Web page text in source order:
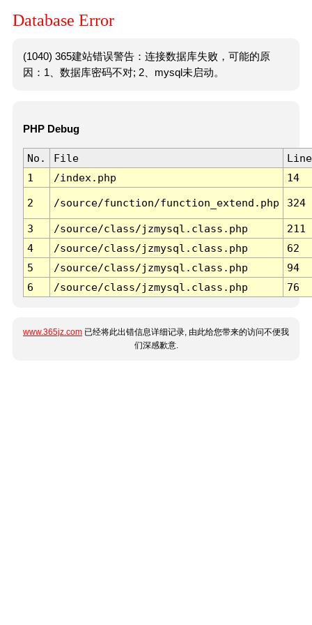
Database Error
(1040) 365建站错误警告：连接数据库失败，可能的原
因：1、数据库密码不对; 2、mysql未启动。
PHP Debug
No. File
Line
1
/index.php 14
2 /source/function/function_extend.php 324
3 /source/class/jzmysql.class.php
211
4
/source/class/jzmysql.class.php
62
5
/source/class/jzmysql.class.php
94
6
/source/class/jzmysql.class.php 76
www.365jz.com 已经将此出错信息详细记录, 由此给您带来的访问不便我
们深感歉意.